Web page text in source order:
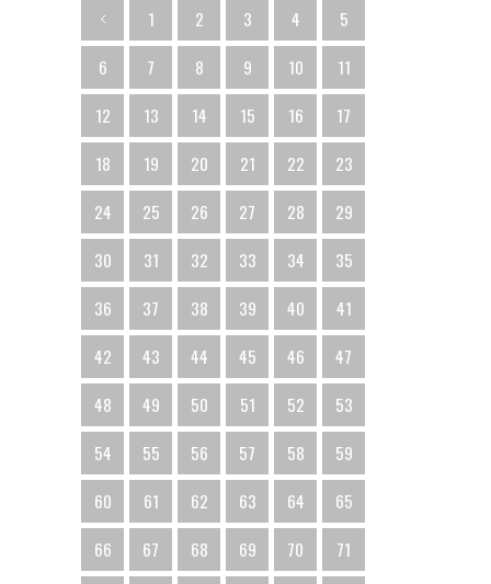
1 2 3 4
5
6
7 8 9 10
11
12
13 14 15 16
17
18
19 20 21 22
23
24
25 26 27 28
29
30
31 32 33 34
35
36
37 38 39 40
41
42
43 44 45 46
47
48
49 50 51 52
53
54
55 56 57 58
59
60
61 62 63 64
65
66
67 68 69 70
71